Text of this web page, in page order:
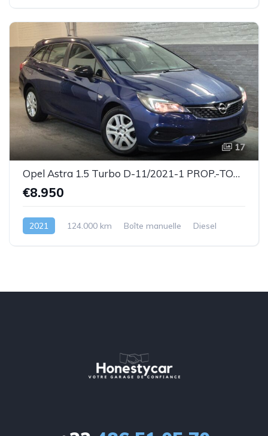
17
Opel Astra 1.5 Turbo D-11/2021-1 PROP.-TOP ETAT !!!-Garantie
€8.950
2021 124.000 km Boîte manuelle Diesel